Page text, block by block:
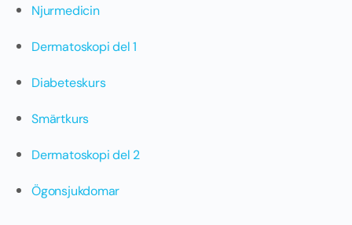
Njurmedicin
Dermatoskopi del 1
Diabeteskurs
Smärtkurs
Dermatoskopi del 2
Ögonsjukdomar